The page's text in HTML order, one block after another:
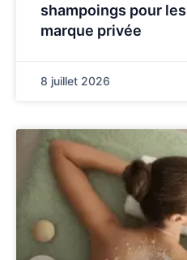
shampoings pour
marque privée
8 juillet 2026